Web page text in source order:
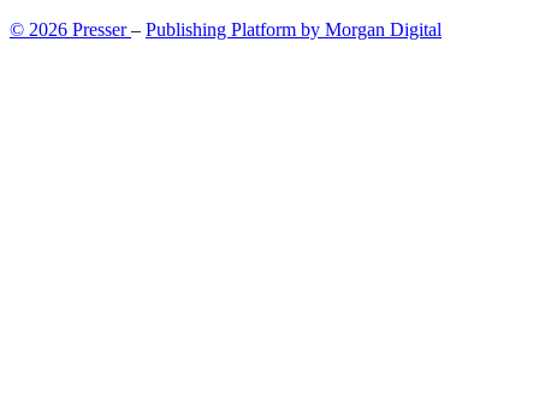
© 2026 Presser– Publishing Platform by Morgan Digital